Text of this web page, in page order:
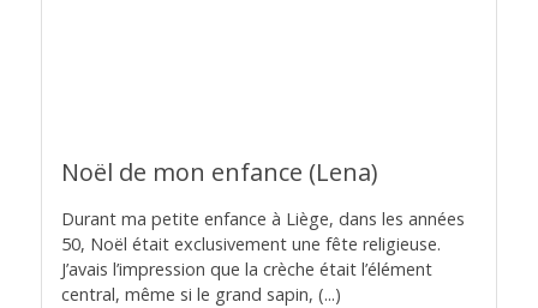
Noël de mon enfance (Lena)
Durant ma petite enfance à Liège, dans les années
50, Noël était exclusivement une fête religieuse.
J’avais l’impression que la crèche était l’élément
central, même si le grand sapin, (...)